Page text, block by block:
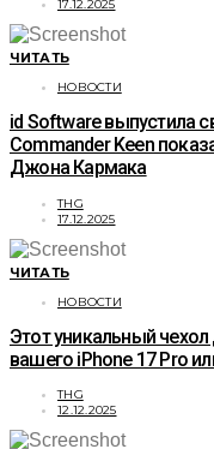
17.12.2025
ЧИТАТЬ
НОВОСТИ
id Software выпустила
Commander Keen
Джона Кармака
THG
17.12.2025
ЧИТАТЬ
НОВОСТИ
Этот уникальный
вашего iPhone 17 Pro
THG
12.12.2025